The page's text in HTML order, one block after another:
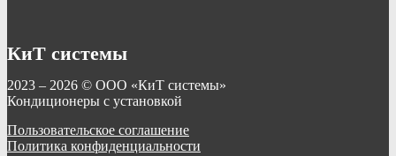
КиТ системы
2023 – 2026 © ООО «КиТ системы»
Кондиционеры с установкой
Пользовательское соглашение
Политика конфиденциальности